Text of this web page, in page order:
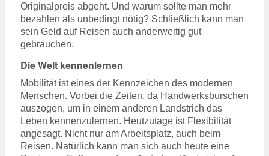
Originalpreis abgeht. Und warum sollte man mehr
bezahlen als unbedingt nötig? Schließlich kann man
sein Geld auf Reisen auch anderweitig gut
gebrauchen.
Die Welt kennenlernen
Mobilität ist eines der Kennzeichen des modernen
Menschen. Vorbei die Zeiten, da Handwerksburschen
auszogen, um in einem anderen Landstrich das
Leben kennenzulernen. Heutzutage ist Flexibilität
angesagt. Nicht nur am Arbeitsplatz, auch beim
Reisen. Natürlich kann man sich auch heute eine